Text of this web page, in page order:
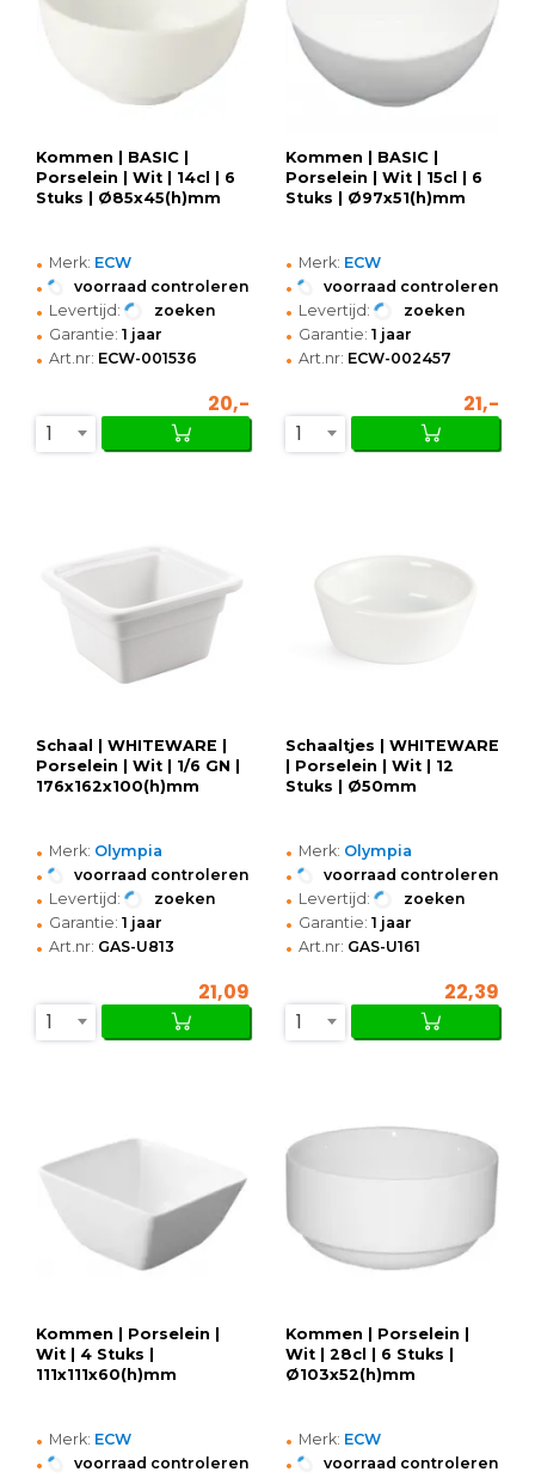
Kommen | BASIC |
Porselein | Wit | 14cl | 6
Stuks | Ø85x45(h)mm
• Merk: ECW
• voorraad controleren
• Levertijd: zoeken
• Garantie: 1 jaar
• Art.nr: ECW-001536
20,-
1
Kommen | BASIC |
Porselein | Wit | 15cl | 6
Stuks | Ø97x51(h)mm
• Merk: ECW
• voorraad controleren
• Levertijd: zoeken
• Garantie: 1 jaar
• Art.nr: ECW-002457
21,-
1
Schaal | WHITEWARE |
Porselein | Wit | 1/6 GN |
176x162x100(h)mm
• Merk: Olympia
• voorraad controleren
• Levertijd: zoeken
• Garantie: 1 jaar
• Art.nr: GAS-U813
21,09
1
Schaaltjes | WHITEWARE
| Porselein | Wit | 12
Stuks | Ø50mm
• Merk: Olympia
• voorraad controleren
• Levertijd: zoeken
• Garantie: 1 jaar
• Art.nr: GAS-U161
22,39
1
Kommen | Porselein |
Wit | 4 Stuks |
111x111x60(h)mm
• Merk: ECW
• voorraad controleren
Kommen | Porselein |
Wit | 28cl | 6 Stuks |
Ø103x52(h)mm
• Merk: ECW
• voorraad controleren